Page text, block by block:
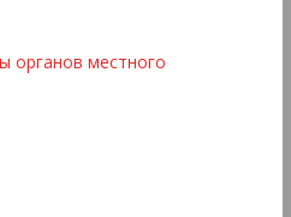
органов местного